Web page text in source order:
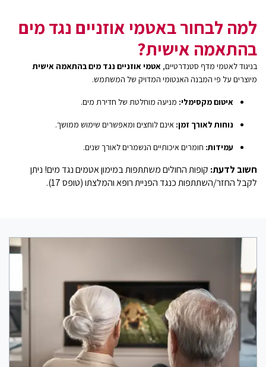
למה לבחור באטמי אוזניים נגד מים
בהתאמה אישית?
בניגוד לאטמי מדף סטנדרטיים, אטמי אוזניים נגד מים בהתאמה אישית
מיוצרים על פי המבנה האנטומי המדויק של המשתמש.
איטום מקסימלי: מניעה מוחלטת של חדירת מים.
נוחות לאורך זמן: אינם לוחצים ומאפשרים שימוש ממושך.
עמידות: חומרים איכותיים הנשמרים לאורך שנים.
חשוב לדעת: קופות החולים משתתפות במימון אטמים נגד מים! ניתן
לקבל החזר/השתתפות כנגד הפניית רופא והמלצתו (טופס 17).